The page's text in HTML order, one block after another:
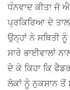
ਧੰਨਵਾਦ ਕੀਤਾ ਜੋ
ਪ੍ਰਕਿਰਿਆ ਦੇ
ਉਨ੍ਹਾਂ ਨੇ ਸਥਿਤੀ
ਸਾਰੇ ਭਾਈਵਾਲਾਂ
ਦੇ ਕੇ ਕਿਹਾ ਕਿ
ਲੋਕਾਂ ਨੂੰ ਨੁਕਸਾਨ